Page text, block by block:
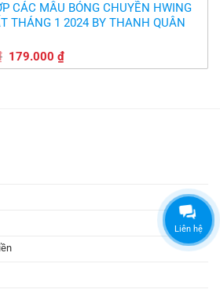
là:
179.000 ₫.
tại
là:
CÁC MẪU BÓNG CHUYỀN HWING
THÁNG 1 2024 BY THANH QUÂN
Giá
gốc
179.000₫Giá
hiện
Liên hệ